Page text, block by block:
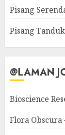
Pisang
Pisang Tanduk
@LAMAN
Bioscience
Flora